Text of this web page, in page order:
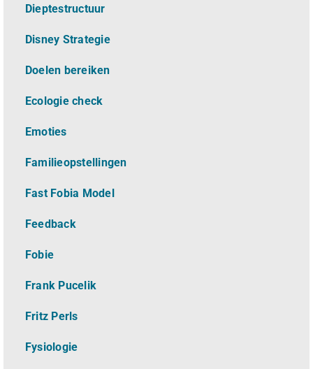
Dieptestructuur
Disney Strategie
Doelen bereiken
Ecologie check
Emoties
Familieopstellingen
Fast Fobia Model
Feedback
Fobie
Frank Pucelik
Fritz Perls
Fysiologie